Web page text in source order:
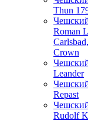
Thun
Roman
Crown
Leander
Repast
Rudolf